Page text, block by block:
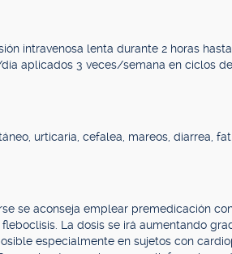
intravenosa lenta durante 2 horas hasta
aplicados 3 veces/semana en ciclos
urticaria, cefalea, mareos, diarrea,
se aconseja emplear premedicación
La dosis se irá aumentando
especialmente en sujetos con